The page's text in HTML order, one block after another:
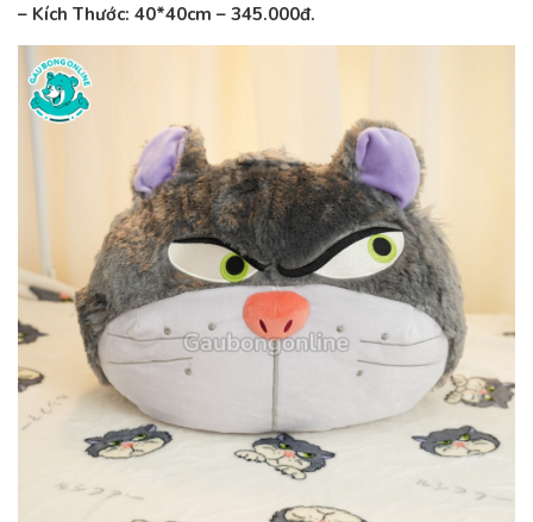
– Kích Thước: 40*40cm – 345.000đ.